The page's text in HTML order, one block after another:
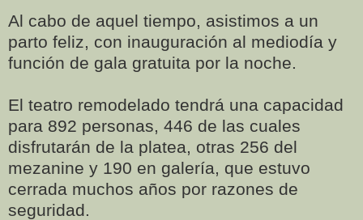
Al cabo de aquel tiempo, asistimos a un
parto feliz, con inauguración al mediodía y
función de gala gratuita por la noche.
El teatro remodelado tendrá una capacidad
para 892 personas, 446 de las cuales
disfrutarán de la platea, otras 256 del
mezanine y 190 en galería, que estuvo
cerrada muchos años por razones de
seguridad.